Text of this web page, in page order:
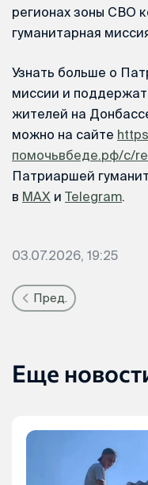
регионах зоны СВО
гуманитарная
Узнать больше о
миссии и
жителей на
можно на сайте
помочьвбеде.рф/c/
Патриаршей
в MAX и Telegram.
03.07.2026, 19:25
Пред.
Еще